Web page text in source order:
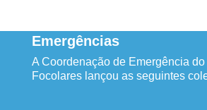
Emergências
A Coordenação de Emergência
Focolares lançou as seguintes